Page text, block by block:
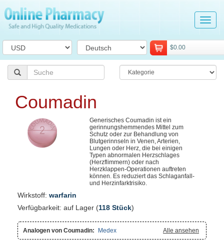
$0.00
Coumadin
Generisches Coumadin ist ein
gerinnungshemmendes Mittel zum
Schutz oder zur Behandlung von
Blutgerinnseln in Venen, Arterien,
Lungen oder Herz, die bei einigen
Typen abnormalen Herzschlages
(Herzflimmern) oder nach
Herzklappen-Operationen auftreten
können. Es reduziert das Schlaganfall-
und Herzinfarktrisiko.
Wirkstoff: warfarin
Verfügbarkeit: auf Lager (118 Stück)
Alle ansehen
Analogen von Coumadin: Medex